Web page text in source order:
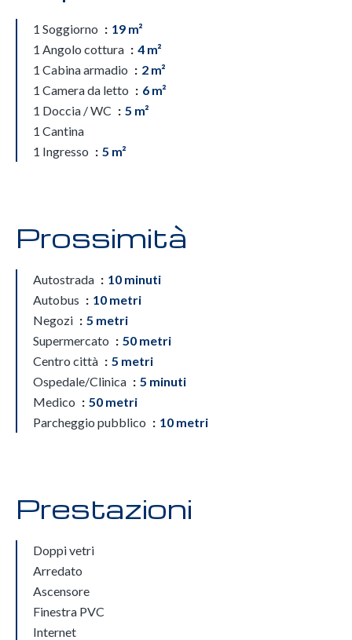
1 Soggiorno
19 m²
1 Angolo cottura
4 m²
1 Cabina armadio
2 m²
1 Camera da letto
6 m²
1 Doccia / WC
5 m²
1 Cantina
1 Ingresso
5 m²
Prossimità
Autostrada
10 minuti
Autobus
10 metri
Negozi
5 metri
Supermercato
50 metri
Centro città
5 metri
Ospedale/Clinica
5 minuti
Medico
50 metri
Parcheggio pubblico
10 metri
Prestazioni
Doppi vetri
Arredato
Ascensore
Finestra PVC
Internet